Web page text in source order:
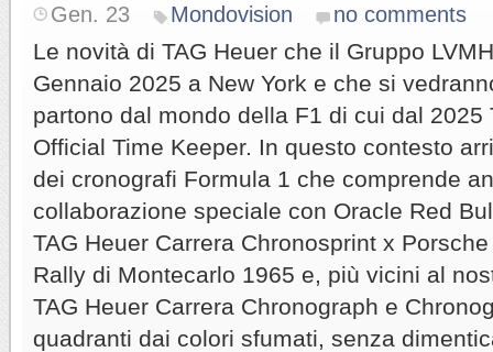
Gen. 23 Mondovision no comments
Le novità di TAG Heuer che il Gruppo
Gennaio 2025 a New York e che si
partono dal mondo della F1 di cui dal 2025
Official Time Keeper. In questo contesto
dei cronografi Formula 1 che comprende
collaborazione speciale con Oracle Red
TAG Heuer Carrera Chronosprint x
Rally di Montecarlo 1965 e, più vicini al
TAG Heuer Carrera Chronograph e
quadranti dai colori sfumati, senza